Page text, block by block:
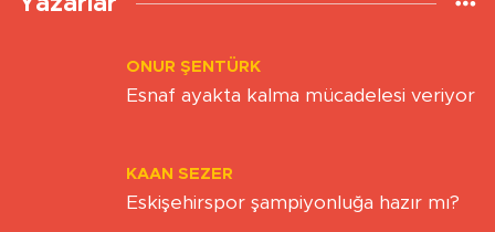
Yazarlar
ONUR ŞENTÜRK
Esnaf ayakta kalma mücadelesi veriyor
KAAN SEZER
Eskişehirspor şampiyonluğa hazır mı?